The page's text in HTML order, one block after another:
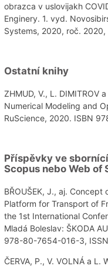
obrazca v uslovijakh
Enginery. 1. vyd.
Systems, 2020, roč. 2020,
Ostatní knihy
ZHMUD, V., L. DIMITROV
Numerical Modeling and
RuScience, 2020. ISBN
Příspěvky ve
Scopus nebo Web of
BŘOUŠEK, J., aj.
Platform for Transport of
the 1st International
Mladá Boleslav: ŠKODA
978-80-7654-016-3,
ČERVA, P., V. VOLNÁ a L.